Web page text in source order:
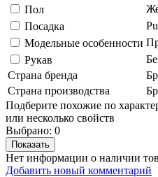
Пол
Посадка
Модельные особенности
Рукав
Страна бренда
Страна производства
Подберите похожие по
или несколько свойств
Выбрано: 0
Показать
Нет информации о наличии
Добавить новый комментарий